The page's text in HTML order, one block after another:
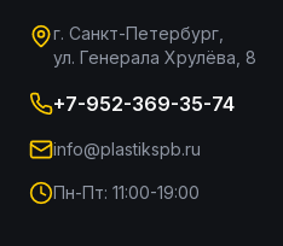
г. Санкт-Петербург,
ул. Генерала Хрулёва, 8
+7-952-369-35-74
info@plastikspb.ru
Пн-Пт: 11:00-19:00